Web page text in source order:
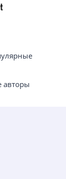
авторы